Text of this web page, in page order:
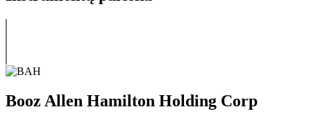
Booz Allen Hamilton Holding Corp